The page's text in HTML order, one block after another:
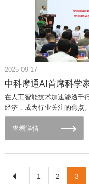
2025-09-17
在人工智能技术加速渗透千
经济，成为行业关注的焦点
二十年深耕人工智能领域的
发"CASMT AI柔性自动化
了突破性解决方案。这位集
果，"CASMT AI柔性自动化
能、固定流程"的局限。该
查看详情
1 2 3